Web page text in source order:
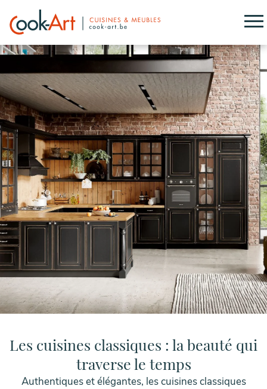
Les cuisines classiques : la beauté qui
traverse le temps
Authentiques et élégantes, les cuisines classiques